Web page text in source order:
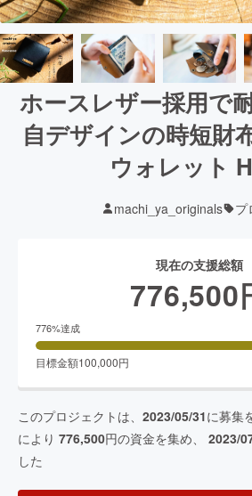
ホースレザー採用で
自デザインの時短財
ウォレット
machi_ya_originals プ
現在の支援総額
776,500
776%達成
目標金額100,000円
このプロジェクトは、 2023/05/31に募集
により 776,500円の資金を集め、 2023/
した